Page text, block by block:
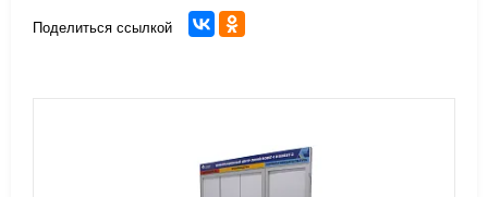
Поделиться ссылкой